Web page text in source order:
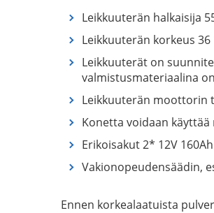
Leikkuuterän halkaisija
Leikkuuterän korkeus 36
Leikkuuterät on
valmistusmateriaalina
Leikkuuterän moottorin
Konetta voidaan
Erikoisakut 2* 12V 160Ah
Vakionopeudensäädin,
Ennen korkealaatuista